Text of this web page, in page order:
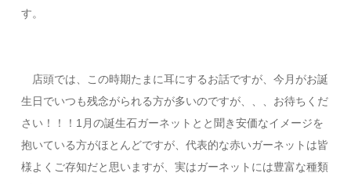
す。
店頭では、この時期たまに耳にするお話ですが、今月がお誕
生日でいつも残念がられる方が多いのですが、、、お待ちくだ
さい！！！1月の誕生石ガーネットとと聞き安価なイメージを
抱いている方がほとんどですが、代表的な赤いガーネットは皆
様よくご存知だと思いますが、実はガーネットには豊富な種類